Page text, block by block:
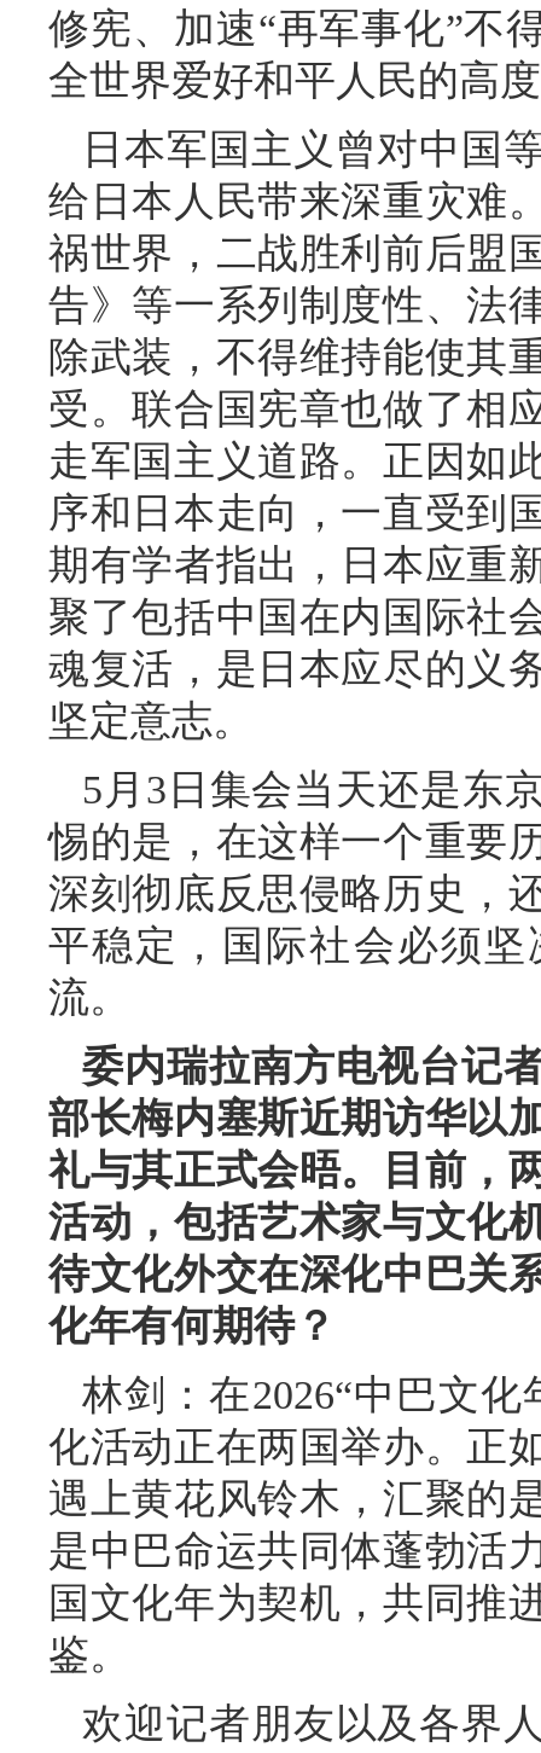
修宪、加速“再军事化”不
全世界爱好和平人民的高
日本军国主义曾对中国
给日本人民带来深重灾难
祸世界，二战胜利前后盟
告》等一系列制度性、法
除武装，不得维持能使其
受。联合国宪章也做了相
走军国主义道路。正因如
序和日本走向，一直受到
期有学者指出，日本应重
聚了包括中国在内国际社
魂复活，是日本应尽的义
坚定意志。
5月3日集会当天还是东
惕的是，在这样一个重要
深刻彻底反思侵略历史，
平稳定，国际社会必须
流。
委内瑞拉南方电视台记
部长梅内塞斯近期访华以
礼与其正式会晤。目前，
活动，包括艺术家与文化
待文化外交在深化中巴关
化年有何期待？
林剑：在2026“中巴文
化活动正在两国举办。正
遇上黄花风铃木，汇聚的
是中巴命运共同体蓬勃活
国文化年为契机，共同推
鉴。
欢迎记者朋友以及各界